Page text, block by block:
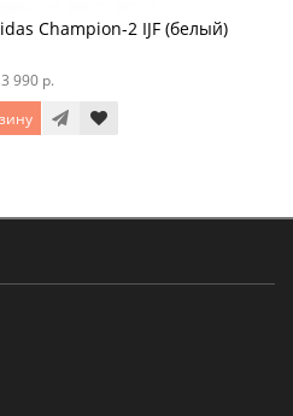
Champion-2 IJF (белый)
990 р.